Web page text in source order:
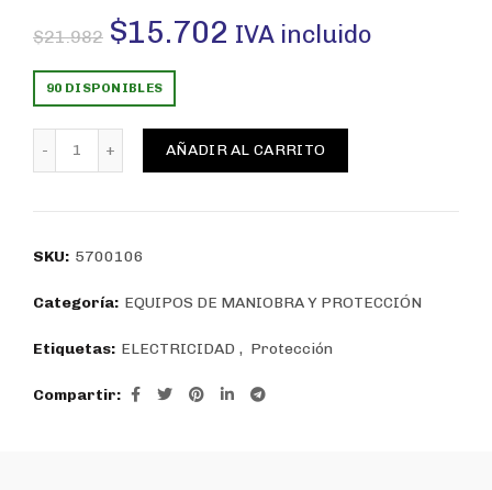
$21.982 El
precio
original
era:
$15.702 El
actual
es:
IVA incluido
90 DISPONIBLES
Interruptor automático KBM 1X6A "D" 15KA cantidad
AÑADIR AL CARRITO
SKU: 5700106
Categoría: EQUIPOS DE MANIOBRA Y PROTECCIÓN
Etiquetas: ELECTRICIDAD , Protección
Compartir